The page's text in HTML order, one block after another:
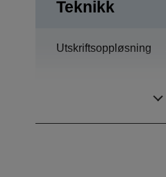
Teknikk
Utskriftsoppløsning